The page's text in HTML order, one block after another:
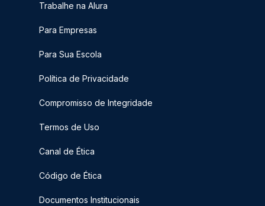
Trabalhe na Alura
Para Empresas
Para Sua Escola
Política de Privacidade
Compromisso de Integridade
Termos de Uso
Canal de Ética
Código de Ética
Documentos Institucionais